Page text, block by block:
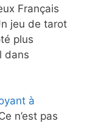
Français
jeu de tarot
plus
dans
à
n’est pas